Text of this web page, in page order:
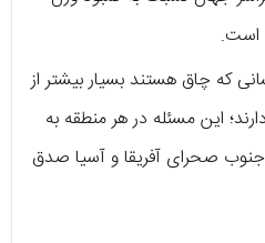
است.
که چاق هستند بسیار بیشتر از
این مسئله در هر منطقه به
صحرای آفریقا و آسیا صدق